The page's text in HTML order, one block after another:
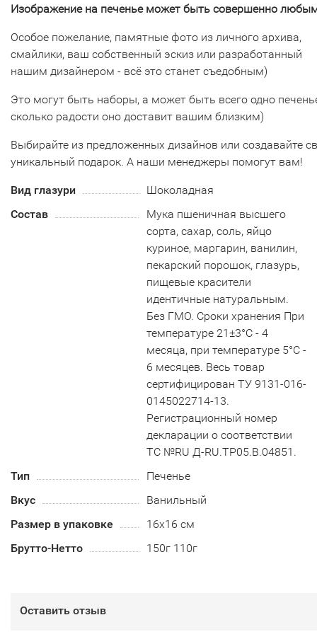
Изображение на печенье может быть совершенно
Особое пожелание, памятные фото из личного архива,
смайлики, ваш собственный эскиз или разработанный
нашим дизайнером - всё это станет съедобным)
Это могут быть наборы, а может быть всего одно
сколько радости оно доставит вашим близким)
Выбирайте из предложенных дизайнов или создавайте
уникальный подарок. А наши менеджеры помогут вам!
Вид глазури
Шоколадная
Состав
Мука пшеничная высшего
сорта, сахар, соль, яйцо
куриное, маргарин, ванилин,
пекарский порошок, глазурь,
пищевые красители
идентичные натуральным.
Без ГМО. Сроки хранения При
температуре 21±3°С - 4
месяца, при температуре 5°С -
6 месяцев. Весь товар
сертифицирован ТУ 9131-016-
0145022714-13.
Регистрационный номер
декларации о соответствии
ТС №RU Д-RU.TP05.B.04851.
Тип
Печенье
Вкус
Ванильный
Размер в упаковке
16х16 см
Брутто-Нетто
150г 110г
Оставить отзыв